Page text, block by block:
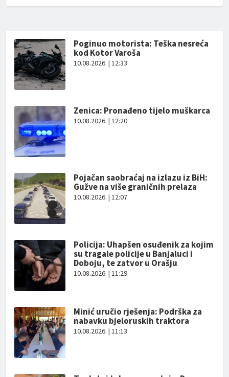
Poginuo motorista: Teška nesreća
kod Kotor Varoša
10.08.2026. | 12:33
Zenica: Pronađeno tijelo muškarca
10.08.2026. | 12:20
Pojačan saobraćaj na izlazu iz BiH:
Gužve na više graničnih prelaza
10.08.2026. | 12:07
Policija: Uhapšen osuđenik za kojim
su tragale policije u Banjaluci i
Doboju, te zatvor u Orašju
10.08.2026. | 11:29
Minić uručio rješenja: Podrška za
nabavku bjeloruskih traktora
10.08.2026. | 11:13